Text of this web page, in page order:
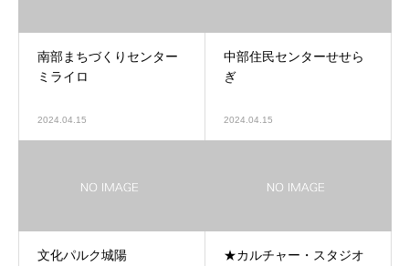
南部まちづくりセンター
ミライロ
2024.04.15
中部住民センターせせら
ぎ
2024.04.15
文化パルク城陽
★カルチャー・スタジオ